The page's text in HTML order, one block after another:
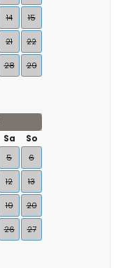
14 15
21 22
28 29
Sa
So
5 6
12 13
19 20
26 27